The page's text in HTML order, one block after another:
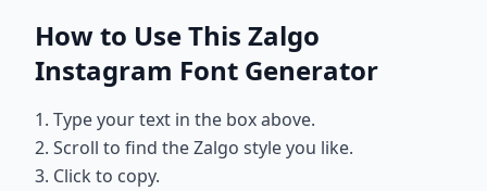
How to Use This Zalgo
Instagram Font Generator
1. Type your text in the box above.
2. Scroll to find the Zalgo style you like.
3. Click to copy.